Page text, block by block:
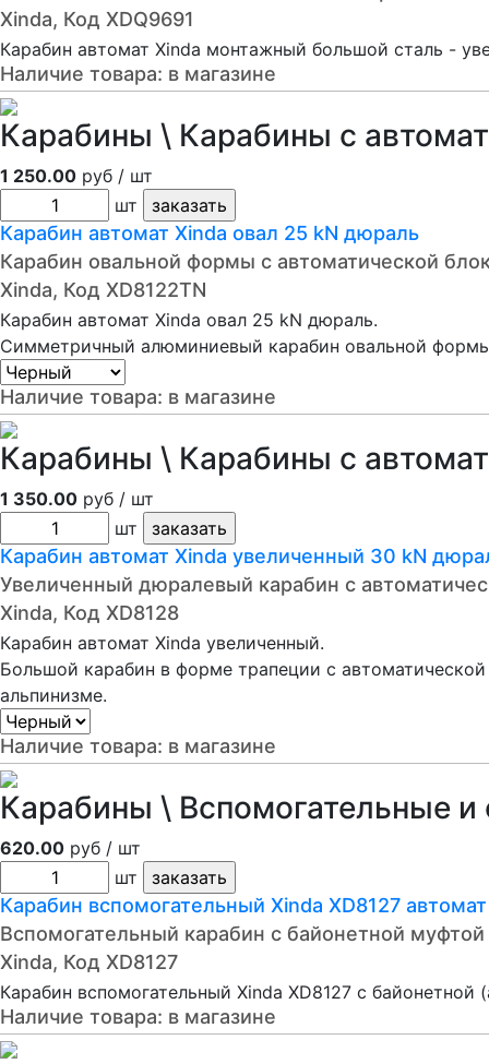
Xinda, Код XDQ9691
Карабин автомат Xinda монтажный большой сталь -
Наличие товара: в магазине
Карабины \ Карабины с
1 250.00 руб / шт
шт
Карабин автомат Xinda овал 25 kN дюраль
Карабин овальной формы с автоматической
Xinda, Код XD8122TN
Карабин автомат Xinda овал 25 kN дюраль.
Симметричный алюминиевый карабин овальной
Наличие товара: в магазине
Карабины \ Карабины с
1 350.00 руб / шт
шт
Карабин автомат Xinda увеличенный 30 kN
Увеличенный дюралевый карабин с
Xinda, Код XD8128
Карабин автомат Xinda увеличенный.
Большой карабин в форме трапеции с
альпинизме.
Наличие товара: в магазине
Карабины \ Вспомогательные
620.00 руб / шт
шт
Карабин вспомогательный Xinda XD8127 автомат
Вспомогательный карабин с байонетной муфтой
Xinda, Код XD8127
Карабин вспомогательный Xinda XD8127 c
Наличие товара: в магазине